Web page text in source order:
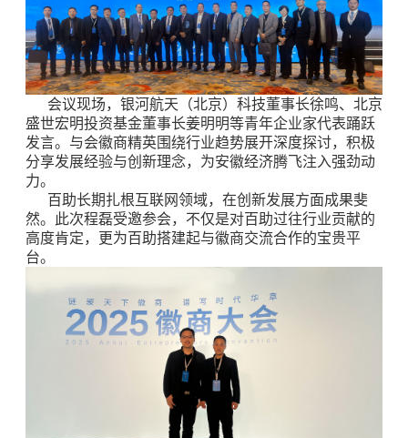
会议现场，银河航天（北京）科技董事长徐鸣、北京
盛世宏明投资基金董事长姜明明等青年企业家代表踊跃
发言。与会徽商精英围绕行业趋势展开深度探讨，积极
分享发展经验与创新理念，为安徽经济腾飞注入强劲动
力。
百助长期扎根互联网领域，在创新发展方面成果斐
然。此次程磊受邀参会，不仅是对百助过往行业贡献的
高度肯定，更为百助搭建起与徽商交流合作的宝贵平
台。